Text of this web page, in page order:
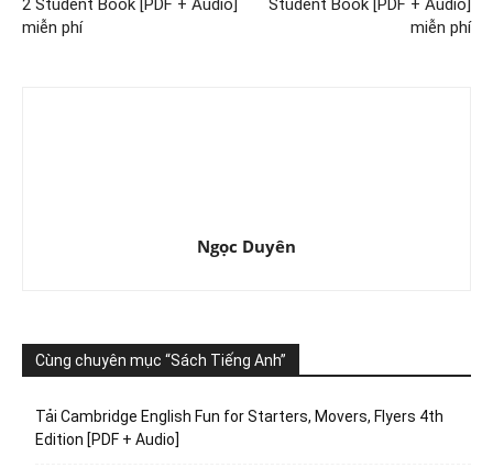
2 Student Book [PDF + Audio]
miễn phí
Student Book [PDF + Audio]
miễn phí
Ngọc Duyên
Cùng chuyên mục “Sách Tiếng Anh”
Tải Cambridge English Fun for Starters, Movers, Flyers 4th
Edition [PDF + Audio]